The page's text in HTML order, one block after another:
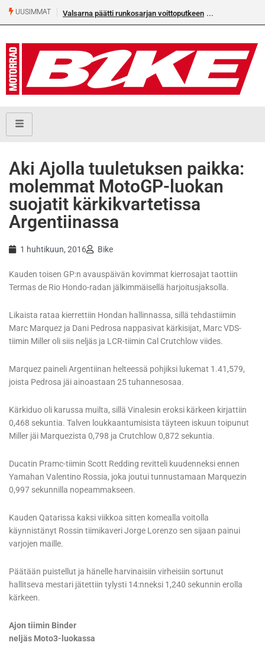
UUSIMMAT Valsarna päätti runkosarjan voittoputkeen
Aki Ajolla tuuletuksen paikka:
molemmat MotoGP-luokan
suojatit kärkikvartetissa
Argentiinassa
1 huhtikuun, 2016 Bike
Kauden toisen GP:n avauspäivän kovimmat kierrosajat taottiin
Termas de Rio Hondo-radan jälkimmäisellä harjoitusjaksolla.
Likaista rataa kierrettiin Hondan hallinnassa, sillä tehdastiimin
Marc Marquez ja Dani Pedrosa nappasivat kärkisijat, Marc VDS-
tiimin Miller oli siis neljäs ja LCR-tiimin Cal Crutchlow viides.
Marquez paineli Argentiinan helteessä pohjiksi lukemat 1.41,579,
joista Pedrosa jäi ainoastaan 25 tuhannesosaa.
Kärkiduo oli karussa muilta, sillä Vinalesin eroksi kärkeen kirjattiin
0,468 sekuntia. Talven loukkaantumisista täyteen iskuun toipunut
Miller jäi Marquezista 0,798 ja Crutchlow 0,872 sekuntia.
Ducatin Pramc-tiimin Scott Redding revitteli kuudenneksi ennen
Yamahan Valentino Rossia, joka joutui tunnustamaan Marquezin
0,997 sekunnilla nopeammakseen.
Kauden Qatarissa kaksi viikkoa sitten komealla voitolla
käynnistänyt Rossin tiimikaveri Jorge Lorenzo sen sijaan painui
varjojen maille.
Päätään puistellut ja hänelle harvinaisiin virheisiin sortunut
hallitseva mestari jätettiin tylysti 14:nneksi 1,240 sekunnin erolla
kärkeen.
Ajon tiimin Binder
neljäs Moto3-luokassa